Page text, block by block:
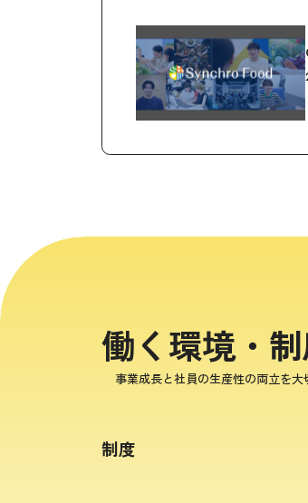
働く環境・
事業成長と社員の生産性の両立を
制度